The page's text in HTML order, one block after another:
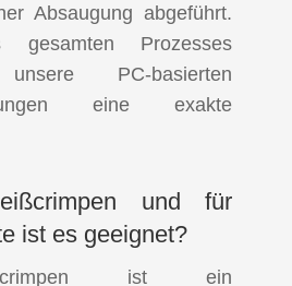
Absaugung abgeführt.
gesamten Prozesses
PC-basierten
eine exakte
und für
ist es geeignet?
ist ein